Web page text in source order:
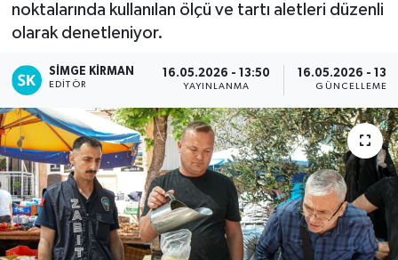
noktalarında kullanılan ölçü ve tartı aletleri düzenli
olarak denetleniyor.
SIMGE KİRMAN
EDITÖR
16.05.2026 - 13:50
YAYINLANMA
16.05.2026 -
GÜNCELLEME
Sağlık
Resmi İlanlar
Spor
Teknoloji
Süper Lig Puan Durumu ve Fikstür
Haber Arşivi